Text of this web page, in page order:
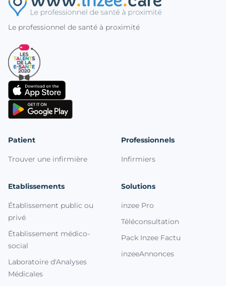
Le professionnel de santé à proximité
Patient
Trouver une infirmière
Professionnels
Infirmiers
Etablissements
Établissement public ou
privé
Établissement médico-
social
Laboratoire d'Analyses
Médicales
Solutions
inzee Pro
Téléconsultation
Pack Inzee Factu
inzeeAnnonces